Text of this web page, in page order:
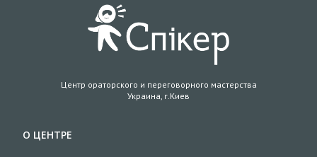
Центр ораторского и переговорного мастерства
Украина, г.Киев
О ЦЕНТРЕ